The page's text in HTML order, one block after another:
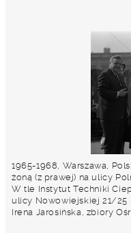
1965-1968, Warszawa,
żoną (z prawej) na ulicy
W tle Instytut Techniki
ulicy Nowowiejskiej 21/25
Irena Jarosińska, zbiory